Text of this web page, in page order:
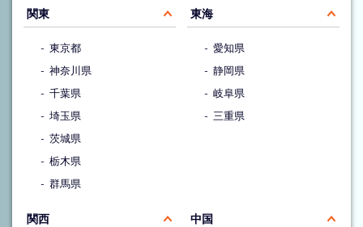
関東
東京都
神奈川県
千葉県
埼玉県
茨城県
栃木県
群馬県
東海
愛知県
静岡県
岐阜県
三重県
関西 中国